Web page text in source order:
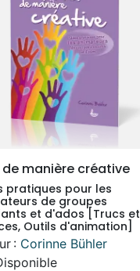
search APERÇU RAPIDE
de manière créative
pratiques pour les
de groupes
et d'ados [Trucs et
Outils d'animation]
: Corinne Bühler